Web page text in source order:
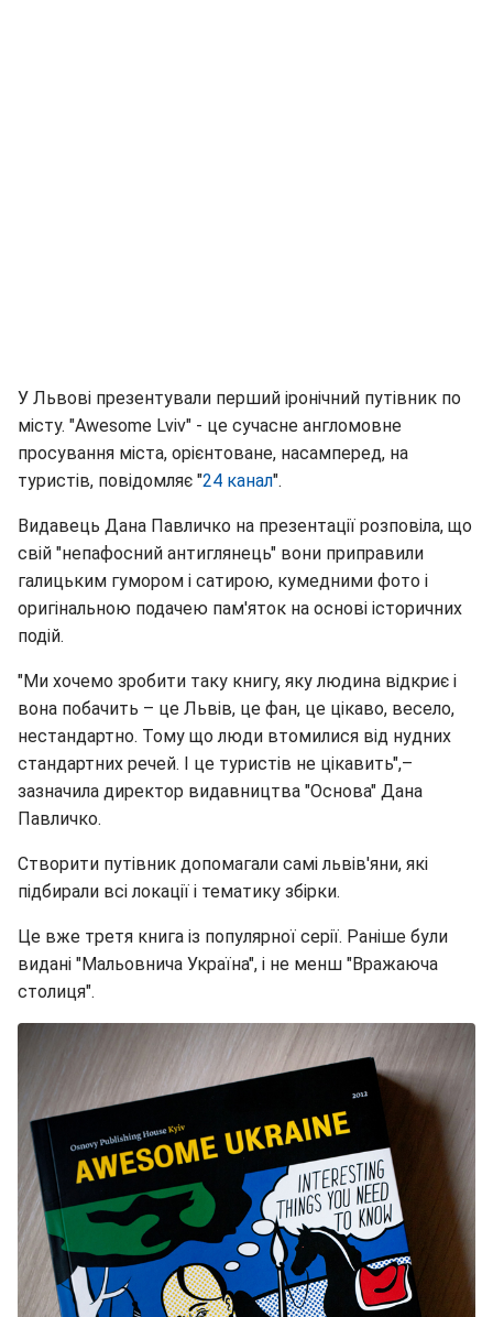
У Львові презентували перший іронічний путівник по
місту. "Awesome Lviv" - це сучасне англомовне
просування міста, орієнтоване, насамперед, на
туристів, повідомляє "24 канал".
Видавець Дана Павличко на презентації розповіла, що
свій "непафосний антиглянець" вони приправили
галицьким гумором і сатирою, кумедними фото і
оригінальною подачею пам'яток на основі історичних
подій.
"Ми хочемо зробити таку книгу, яку людина відкриє і
вона побачить – це Львів, це фан, це цікаво, весело,
нестандартно. Тому що люди втомилися від нудних
стандартних речей. І це туристів не цікавить",–
зазначила директор видавництва "Основа" Дана
Павличко.
Створити путівник допомагали самі львів'яни, які
підбирали всі локації і тематику збірки.
Це вже третя книга із популярної серії. Раніше були
видані "Мальовнича Україна", і не менш "Вражаюча
столиця".